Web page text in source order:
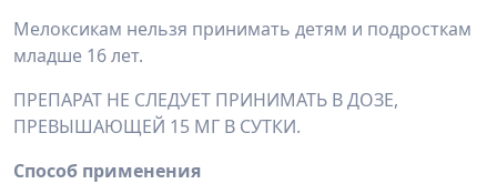
Мелоксикам нельзя принимать детям и подросткам
младше 16 лет.
ПРЕПАРАТ НЕ СЛЕДУЕТ ПРИНИМАТЬ В ДОЗЕ,
ПРЕВЫШАЮЩЕЙ 15 МГ В СУТКИ.
Способ применения